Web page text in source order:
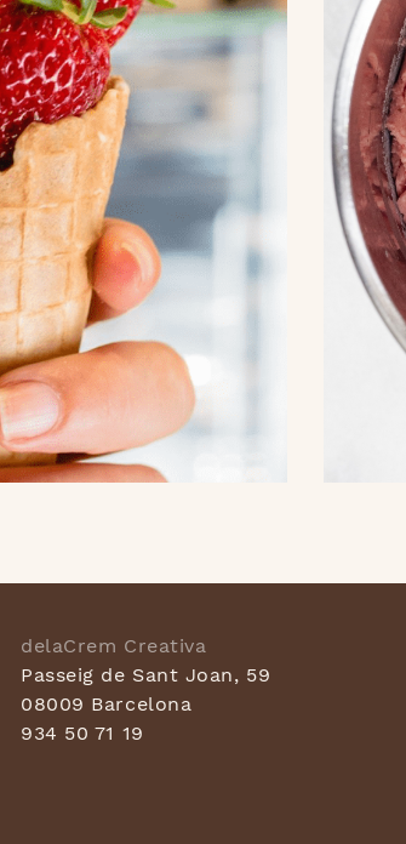
delaCrem Creativa
Passeig de Sant Joan, 59
08009 Barcelona
934 50 71 19